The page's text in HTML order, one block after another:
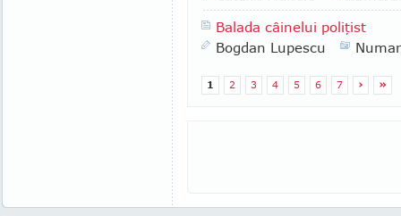
Balada câinelui poliţist
Bogdan Lupescu
1 2 3 4 5 6 7 › »